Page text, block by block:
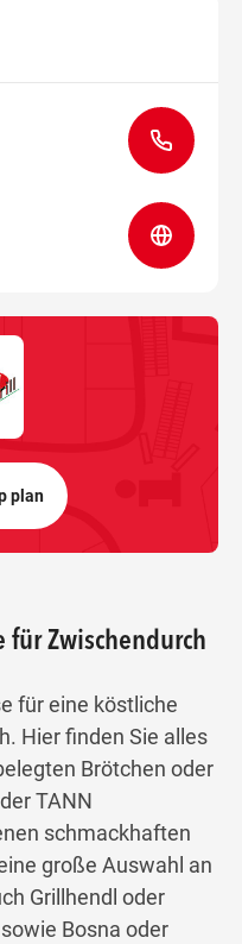
für Zwischendurch
für eine köstliche
Hier finden Sie alles
Brötchen oder
TANN
schmackhaften
große Auswahl an
Grillhendl oder
Bosna oder
plan